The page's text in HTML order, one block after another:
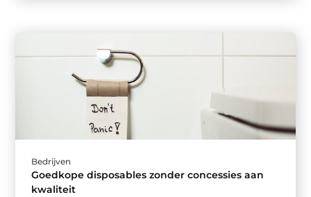
Bedrijven
Goedkope disposables zonder concessies aan
kwaliteit